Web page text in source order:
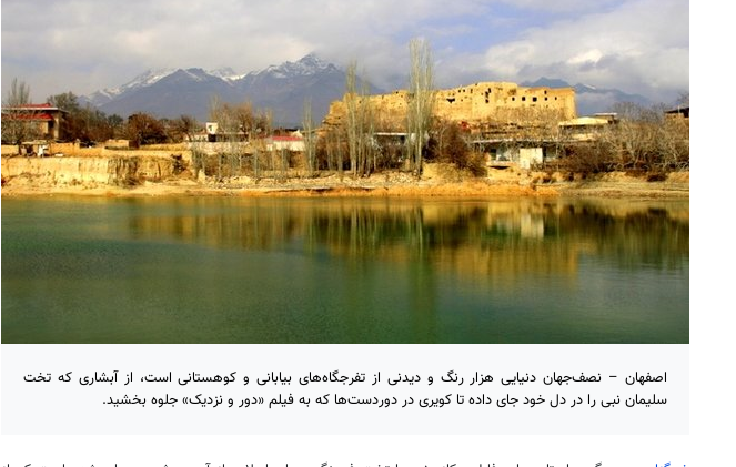
اصفهان – نصف‌جهان دنیایی هزار رنگ و دیدنی از تفرجگاه‌های بیابانی و کوهستانی است، از آبشاری که تخت
سلیمان نبی را در دل خود جای داده تا کویری در دوردست‌ها که به فیلم «دور و نزدیک» جلوه بخشید.